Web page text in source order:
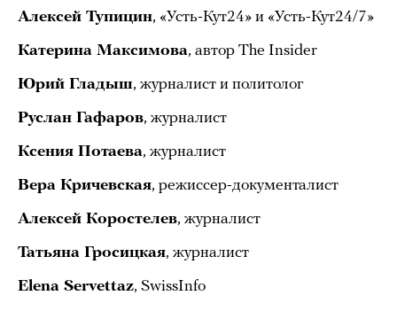
Алексей Тупицин, «Усть-Кут24» и «Усть-Кут24/7»
Катерина Максимова, автор The Insider
​​Юрий Гладыш, журналист и политолог
Руслан Гафаров, журналист
Ксения Потаева, журналист
Вера Кричевская, режиссер-документалист
Алексей Коростелев, журналист
Татьяна Гросицкая, журналист
Elena Servettaz, SwissInfo